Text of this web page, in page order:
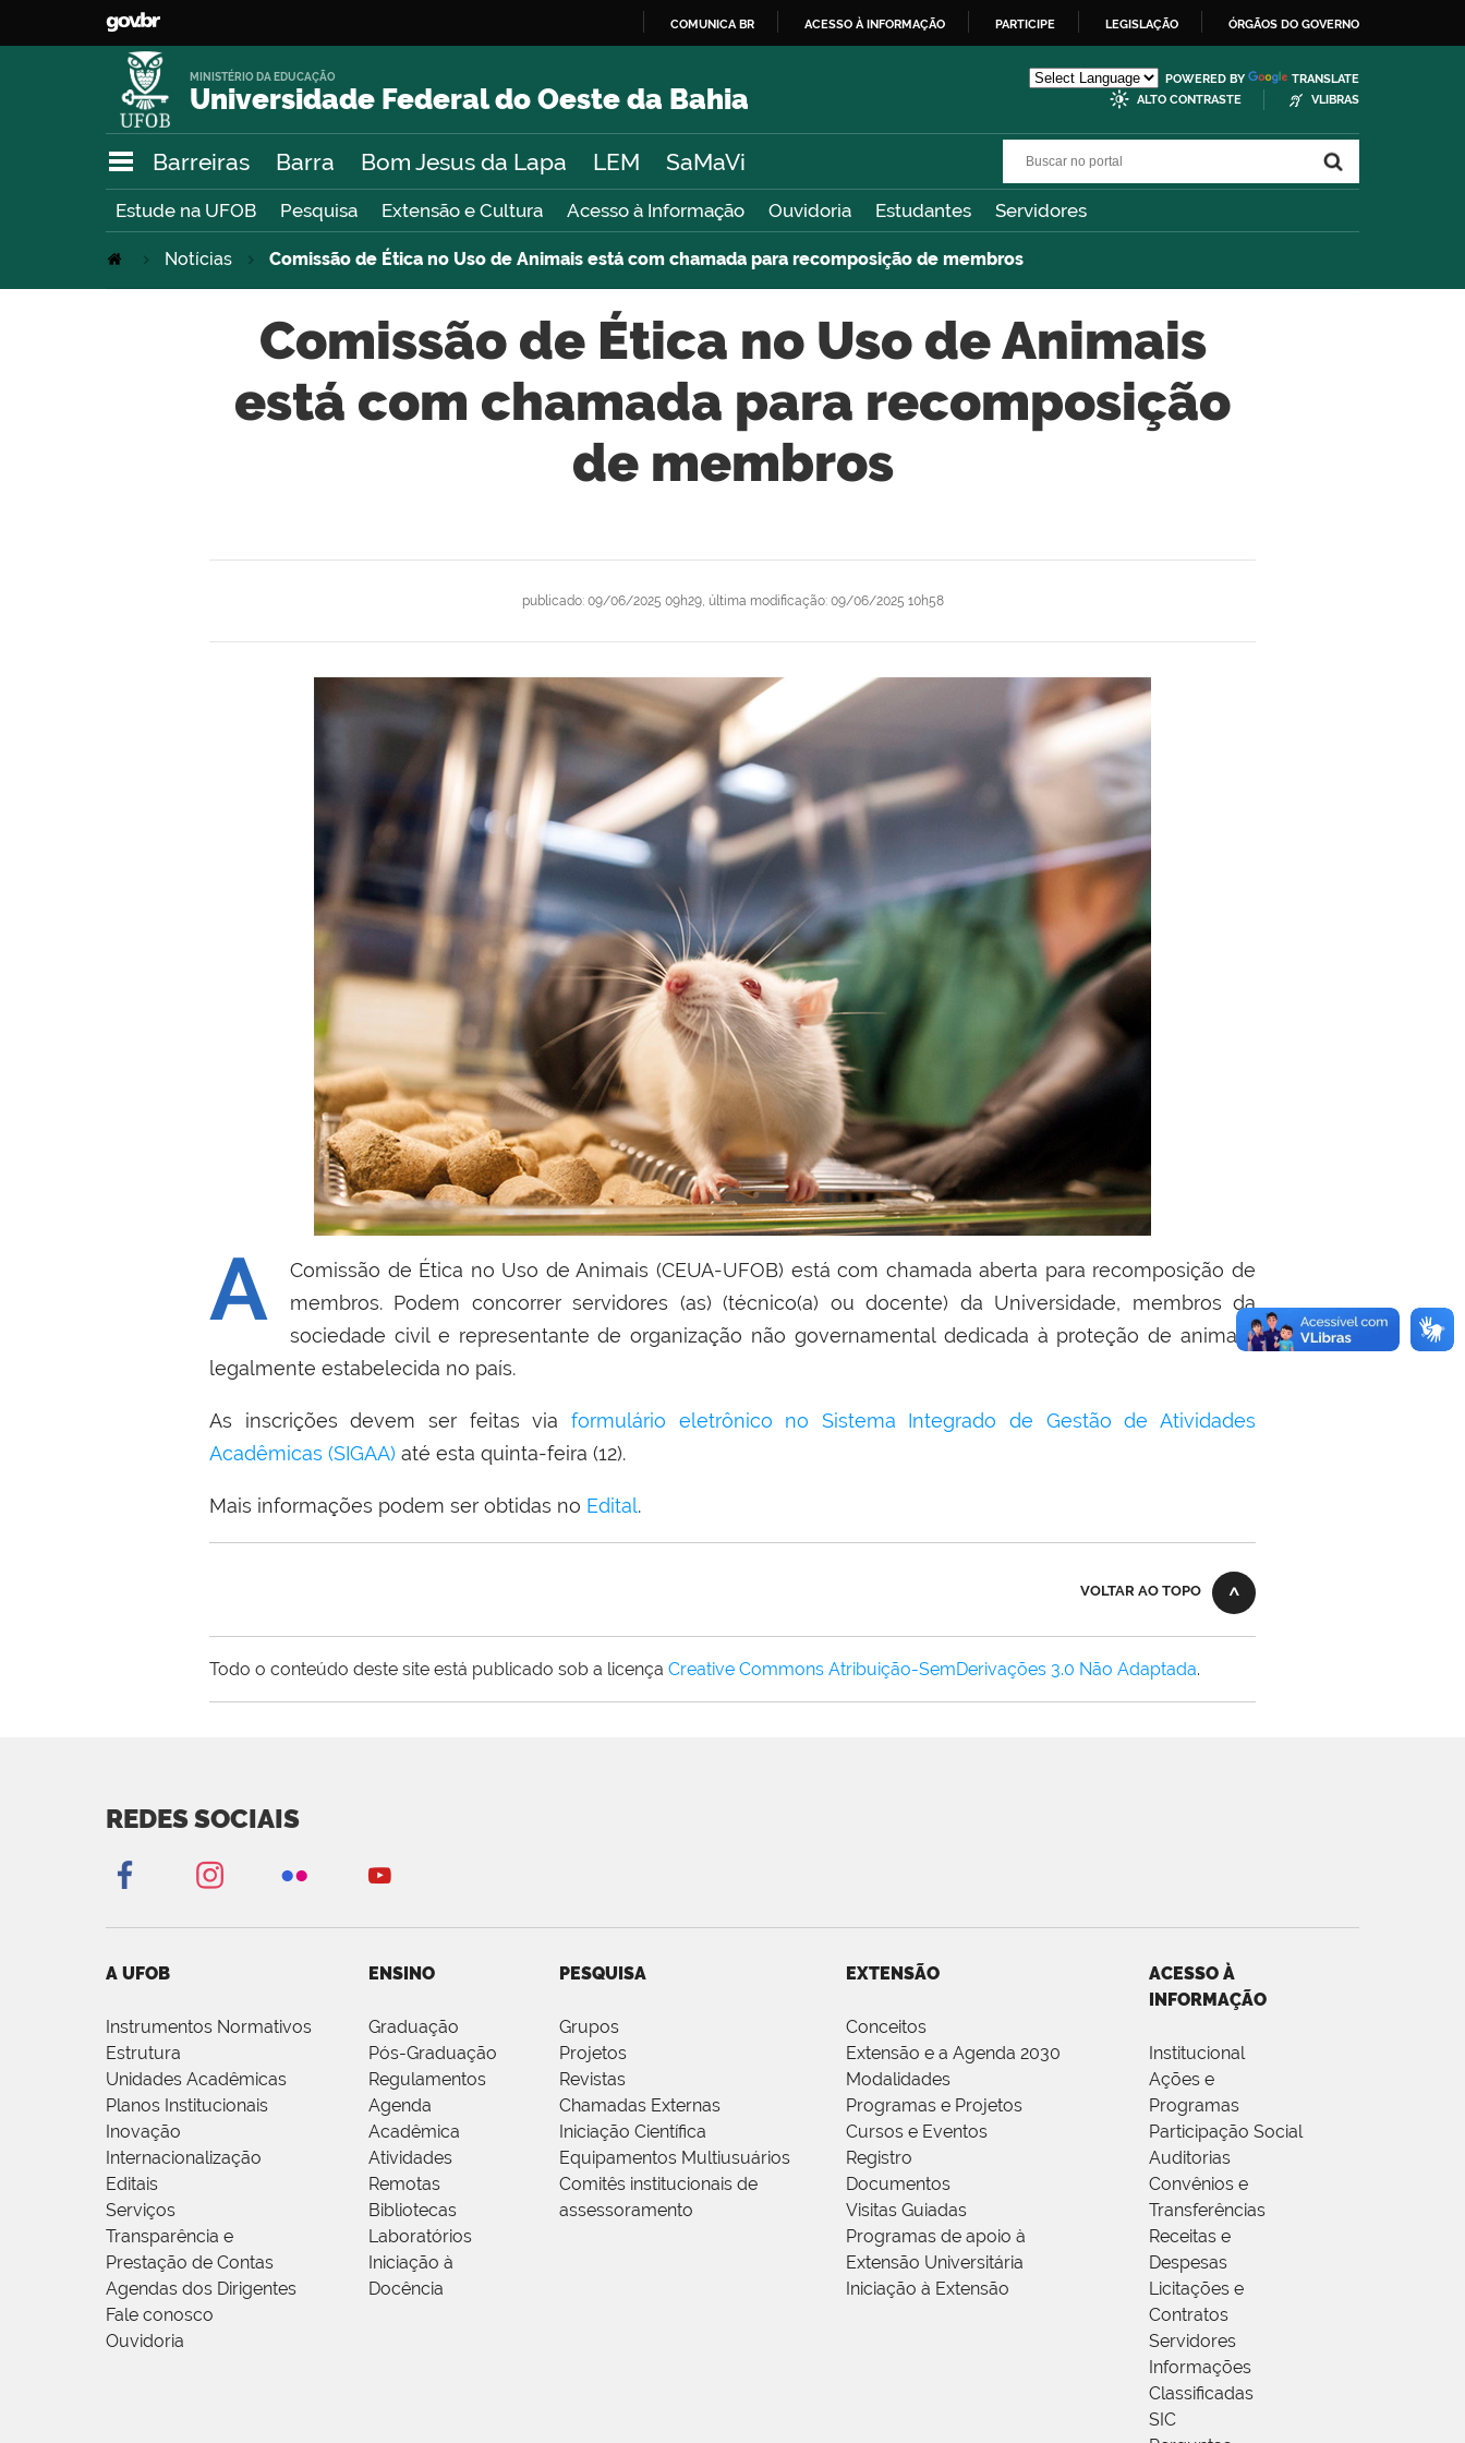
O
COMUNICA BR ACESSO À INFORMAÇÃO PARTICIPE LEGISLAÇÃO ÓRGÃOS DO GOVERNO
Universidade Federal do Oeste da Bahia
MINISTÉRIO DA EDUCAÇÃO POWERED BY
TRANSLATE
ALTO CONTRASTE
VLIBRAS
Barreiras Barra Bom Jesus da Lapa LEM SaMaVi
Estude na UFOB Pesquisa Extensão e Cultura Acesso à Informação Ouvidoria Estudantes Servidores
Notícias Comissão de Ética no Uso de Animais está com chamada para recomposição de membros
Comissão de Ética no Uso de Animais
está com chamada para recomposição
de membros
publicado: 09/06/2025 09h29, última modificação: 09/06/2025 10h58
A
Comissão de Ética no Uso de Animais (CEUA-UFOB) está com chamada aberta para recomposição de
membros. Podem concorrer servidores (as) (técnico(a) ou docente) da Universidade, membros da
sociedade civil e representante de organização não governamental dedicada à proteção de animais,
legalmente estabelecida no país.
As inscrições devem ser feitas via formulário eletrônico no Sistema Integrado de Gestão de Atividades
Acadêmicas (SIGAA) até esta quinta-feira (12).
Mais informações podem ser obtidas no Edital.
VOLTAR AO TOPO
Todo o conteúdo deste site está publicado sob a licença Creative Commons Atribuição-SemDerivações 3.0 Não Adaptada.
REDES SOCIAIS
A UFOB
Instrumentos Normativos
Estrutura
Unidades Acadêmicas
Planos Institucionais
Inovação
Internacionalização
Editais
Serviços
Transparência e
Prestação de Contas
Agendas dos Dirigentes
Fale conosco
Ouvidoria
ENSINO
Graduação
Pós-Graduação
Regulamentos
Agenda
Acadêmica
Atividades
Remotas
Bibliotecas
Laboratórios
Iniciação à
Docência
PESQUISA
Grupos
Projetos
Revistas
Chamadas Externas
Iniciação Científica
Equipamentos Multiusuários
Comitês institucionais de
assessoramento
EXTENSÃO
Conceitos
Extensão e a Agenda 2030
Modalidades
Programas e Projetos
Cursos e Eventos
Registro
Documentos
Visitas Guiadas
Programas de apoio à
Extensão Universitária
Iniciação à Extensão
ACESSO À
INFORMAÇÃO
Institucional
Ações e
Programas
Participação Social
Auditorias
Convênios e
Transferências
Receitas e
Despesas
Licitações e
Contratos
Servidores
Informações
Classificadas
SIC